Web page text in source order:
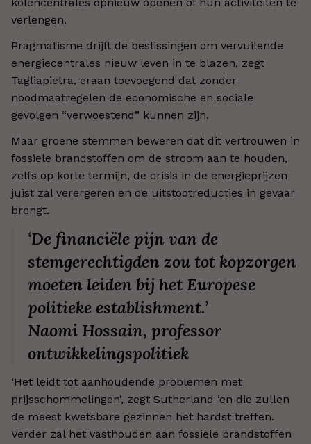
verlengen.
Pragmatisme drijft de beslissingen om vervuilende
energiecentrales nieuw leven in te blazen, zegt
Tagliapietra, eraan toevoegend dat zonder
noodmaatregelen de economische en sociale
gevolgen “verwoestend” kunnen zijn.
Maar groene stemmen beweren dat dit vertrouwen in
fossiele brandstoffen om de stroom aan te houden,
zelfs op korte termijn, de crisis in de energieprijzen
juist zal verergeren en de uitstootreducties in gevaar
brengt.
‘De financiële pijn van de
stemgerechtigden zou tot kopzorgen
moeten leiden bij het Europese
politieke establishment.’
Naomi Hossain, professor
ontwikkelingspolitiek
‘Het leidt tot aanhoudende problemen met
prijsschommelingen’, zegt Sutherland ‘en die zullen
de meest kwetsbare gezinnen het hardst treffen.
Verder zal het vasthouden aan fossiele brandstoffen